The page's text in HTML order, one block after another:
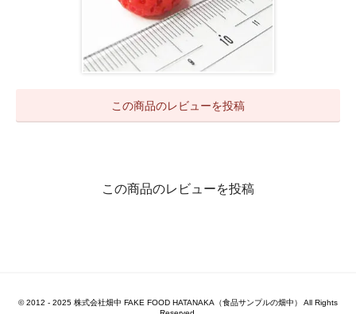
この商品のレビューを投稿
この商品のレビューを投稿
© 2012 - 2025 株式会社畑中 FAKE FOOD HATANAKA（食品サンプルの畑中） All Rights